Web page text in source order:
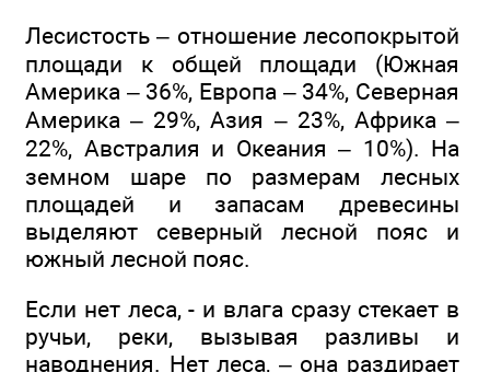
Лесистость – отношение лесопокрытой
площади к общей площади (Южная
Америка – 36%, Европа – 34%, Северная
Америка – 29%, Азия – 23%, Африка –
22%, Австралия и Океания – 10%). На
земном шаре по размерам лесных
площадей и запасам древесины
выделяют северный лесной пояс и
южный лесной пояс.
Если нет леса, - и влага сразу стекает в
ручьи, реки, вызывая разливы и
наводнения. Нет леса, – она раздирает